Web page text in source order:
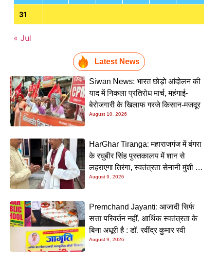
31
« Jul
Latest News
Siwan News: भारत छोड़ो आंदोलन की
याद में निकला प्रतिरोध मार्च, महंगाई-
बेरोजगारी के खिलाफ गरजे किसान-मजदूर
August 10, 2026
HarGhar Tiranga: महाराजगंज में बंगरा
के रघुबीर सिंह पुस्तकालय में शान से
लहराएगा तिरंगा, स्वतंत्रता सेनानी मुंशी सिंह
होंगे मुख्य अतिथि
August 9, 2026
Premchand Jayanti: आजादी सिर्फ
सत्ता परिवर्तन नहीं, आर्थिक स्वतंत्रता के
बिना अधूरी है : डॉ. रवींद्र कुमार रवी
August 9, 2026